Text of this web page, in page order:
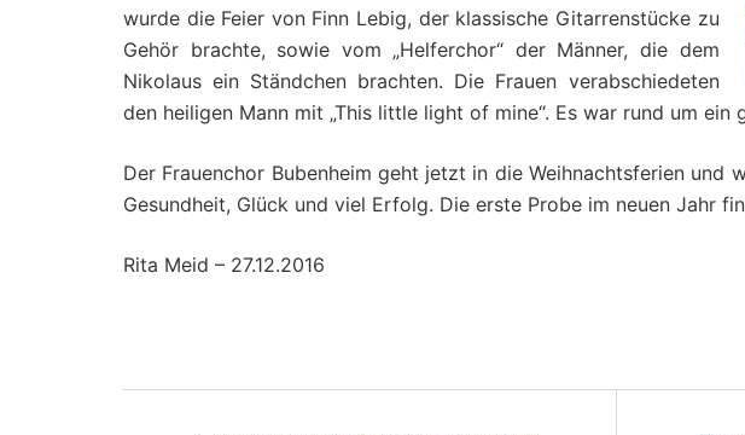
wurde die Feier von Finn Lebig, der klassische Gitarrenstücke zu
Gehör brachte, sowie vom „Helferchor“ der Männer, die dem
Nikolaus ein Ständchen brachten. Die Frauen verabschiedeten
den heiligen Mann mit „This little light of mine“. Es war rund um ein
Der Frauenchor Bubenheim geht jetzt in die Weihnachtsferien und
Gesundheit, Glück und viel Erfolg. Die erste Probe im neuen Jahr
Rita Meid – 27.12.2016